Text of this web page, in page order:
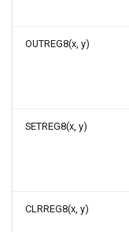
OUTREG8(x, y)
SETREG8(x, y)
CLRREG8(x, y)